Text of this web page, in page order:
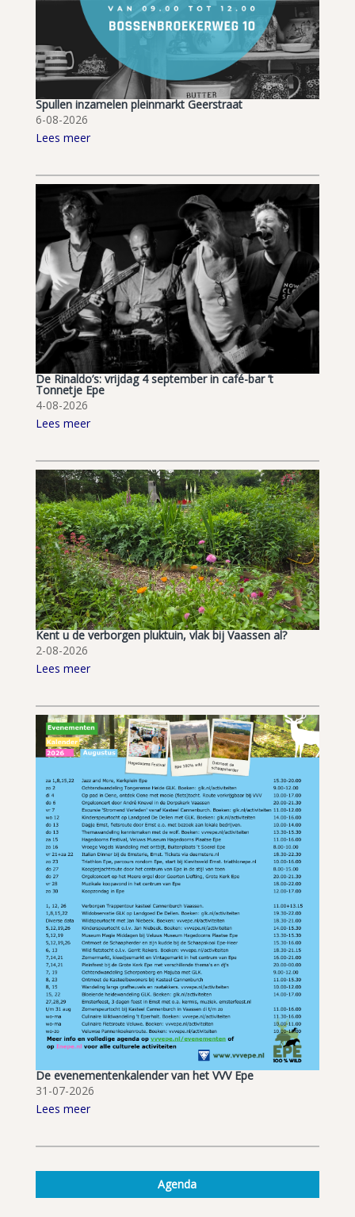
Spullen inzamelen pleinmarkt Geerstraat
6-08-2026
Lees meer
De Rinaldo’s: vrijdag 4 september in café-bar ’t
Tonnetje Epe
4-08-2026
Lees meer
Kent u de verborgen pluktuin, vlak bij Vaassen al?
2-08-2026
Lees meer
De evenementenkalender van het VVV Epe
31-07-2026
Lees meer
Agenda